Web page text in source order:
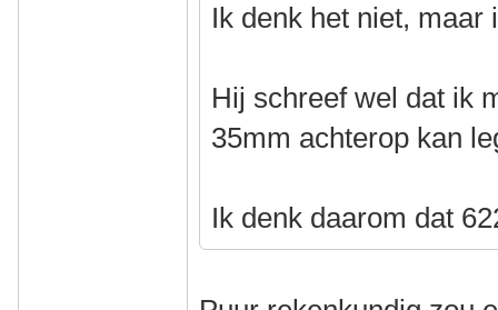
Ik denk het niet, maar
Hij schreef wel dat ik
35mm achterop kan
Ik denk daarom dat